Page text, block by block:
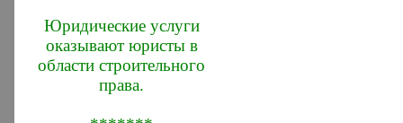
Юридические услуги
оказывают юристы в
области строительного
права.